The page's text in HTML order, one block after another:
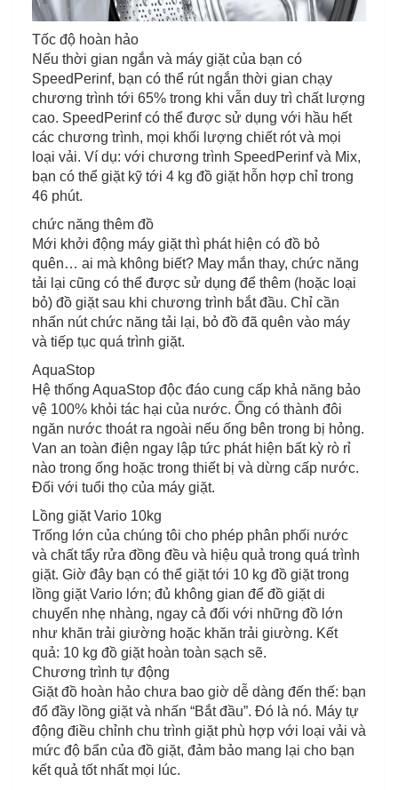
Tốc độ hoàn hảo
Nếu thời gian ngắn và máy giặt của bạn có
SpeedPerinf, bạn có thể rút ngắn thời gian chạy
chương trình tới 65% trong khi vẫn duy trì chất lượng
cao. SpeedPerinf có thể được sử dụng với hầu hết
các chương trình, mọi khối lượng chiết rót và mọi
loại vải. Ví dụ: với chương trình SpeedPerinf và Mix,
bạn có thể giặt kỹ tới 4 kg đồ giặt hỗn hợp chỉ trong
46 phút.
chức năng thêm đồ
Mới khởi động máy giặt thì phát hiện có đồ bỏ
quên… ai mà không biết? May mắn thay, chức năng
tải lại cũng có thể được sử dụng để thêm (hoặc loại
bỏ) đồ giặt sau khi chương trình bắt đầu. Chỉ cần
nhấn nút chức năng tải lại, bỏ đồ đã quên vào máy
và tiếp tục quá trình giặt.
AquaStop
Hệ thống AquaStop độc đáo cung cấp khả năng bảo
vệ 100% khỏi tác hại của nước. Ống có thành đôi
ngăn nước thoát ra ngoài nếu ống bên trong bị hỏng.
Van an toàn điện ngay lập tức phát hiện bất kỳ rò rỉ
nào trong ống hoặc trong thiết bị và dừng cấp nước.
Đối với tuổi thọ của máy giặt.
Lồng giặt Vario 10kg
Trống lớn của chúng tôi cho phép phân phối nước
và chất tẩy rửa đồng đều và hiệu quả trong quá trình
giặt. Giờ đây bạn có thể giặt tới 10 kg đồ giặt trong
lồng giặt Vario lớn; đủ không gian để đồ giặt di
chuyển nhẹ nhàng, ngay cả đối với những đồ lớn
như khăn trải giường hoặc khăn trải giường. Kết
quả: 10 kg đồ giặt hoàn toàn sạch sẽ.
Chương trình tự động
Giặt đồ hoàn hảo chưa bao giờ dễ dàng đến thế: bạn
đổ đầy lồng giặt và nhấn “Bắt đầu”. Đó là nó. Máy tự
động điều chỉnh chu trình giặt phù hợp với loại vải và
mức độ bẩn của đồ giặt, đảm bảo mang lại cho bạn
kết quả tốt nhất mọi lúc.